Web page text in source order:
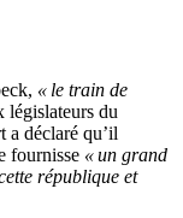
« le train de
législateurs du
a déclaré qu’il
fournisse « un grand
république et